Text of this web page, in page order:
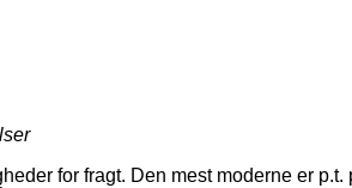
for fragt. Den mest moderne er p.t.